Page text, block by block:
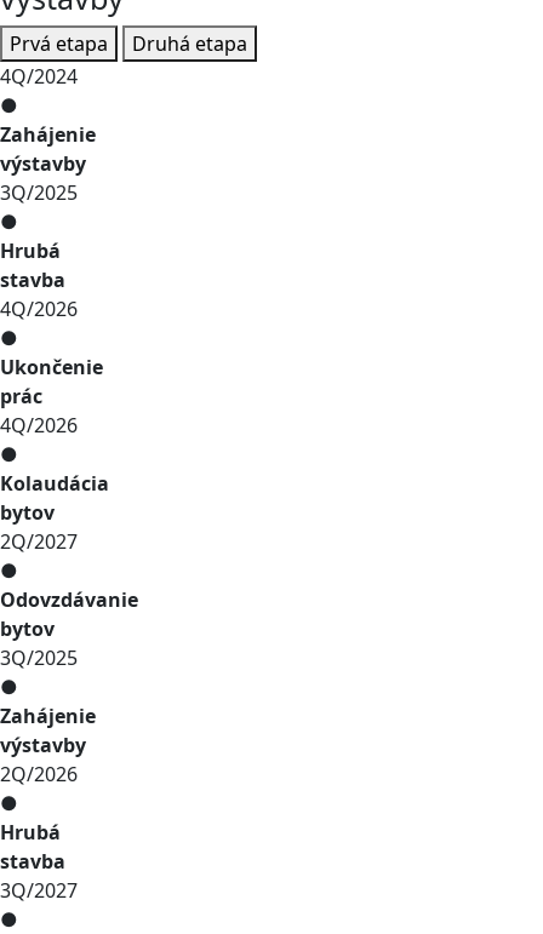
Prvá etapa
Druhá etapa
4Q/2024
●
Zahájenie
výstavby
3Q/2025
●
Hrubá
stavba
4Q/2026
●
Ukončenie
prác
4Q/2026
●
Kolaudácia
bytov
2Q/2027
●
Odovzdávanie
bytov
3Q/2025
●
Zahájenie
výstavby
2Q/2026
●
Hrubá
stavba
3Q/2027
●